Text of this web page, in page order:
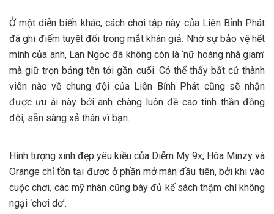
Ở một diễn biến khác, cách chơi tập này của Liên Bỉnh Phát
đã ghi điểm tuyệt đối trong mắt khán giả. Nhờ sự bảo vệ hết
mình của anh, Lan Ngọc đã không còn là ‘nữ hoàng nhà giam’
mà giữ trọn bảng tên tới gần cuối. Có thể thấy bất cứ thành
viên nào về chung đội của Liên Bỉnh Phát cũng sẽ nhận
được ưu ái này bởi anh chàng luôn đề cao tinh thần đồng
đội, sẵn sàng xả thân vì bạn.
Hình tượng xinh đẹp yêu kiều của Diễm My 9x, Hòa Minzy và
Orange chỉ tồn tại được ở phần mở màn đầu tiên, bởi khi vào
cuộc chơi, các mỹ nhân cũng bày đủ kế sách thậm chí không
ngại ‘chơi dơ’.